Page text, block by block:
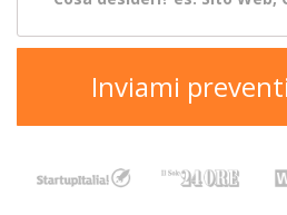
Inviami